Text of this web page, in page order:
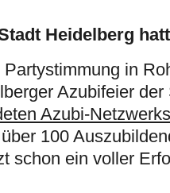
Heidelberg
in
Azubifeier
Azubi-Netzwerks
100
schon ein voller